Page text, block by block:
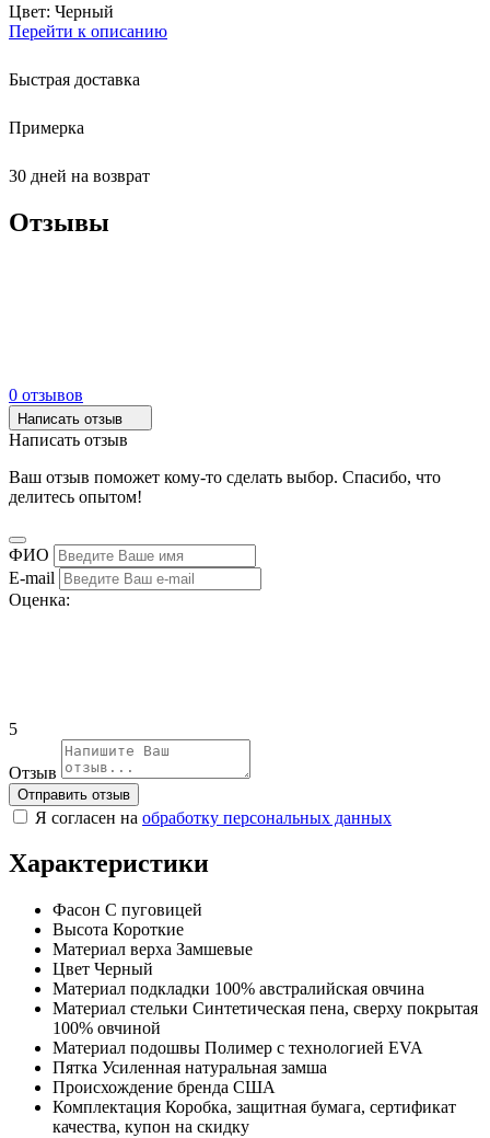
Цвет: Черный
Перейти к описанию
Быстрая доставка
Примерка
30 дней на возврат
Отзывы
0 отзывов
Написать отзыв
Написать отзыв
Ваш отзыв поможет кому-то сделать выбор. Спасибо, что
делитесь опытом!
ФИО
E-mail
Оценка:
5
Отзыв
Отправить отзыв
Я согласен на обработку персональных данных
Характеристики
Фасон С пуговицей
Высота Короткие
Материал верха Замшевые
Цвет Черный
Материал подкладки 100% австралийская овчина
Материал стельки Синтетическая пена, сверху покрытая
100% овчиной
Материал подошвы Полимер с технологией EVA
Пятка Усиленная натуральная замша
Происхождение бренда США
Комплектация Коробка, защитная бумага, сертификат
качества, купон на скидку